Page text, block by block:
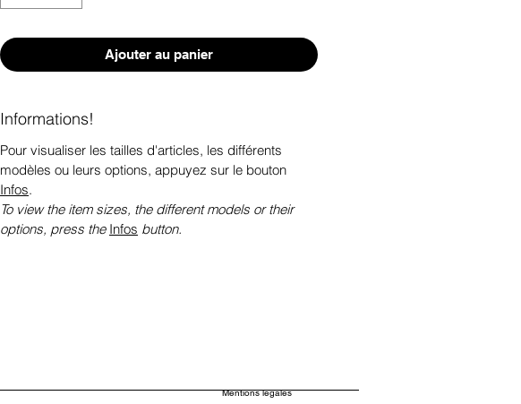
Ajouter au panier
Informations!
Pour visualiser les tailles d'articles, les différents
modèles ou leurs options, appuyez sur le bouton
Infos.
To view the item sizes, the different models or their
options, press the Infos button.
Mentions légales